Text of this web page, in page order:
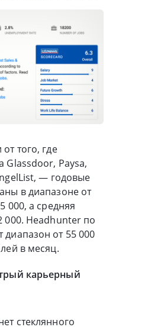
того, где
Glassdoor, Paysa,
— годовые
в диапазоне от
000, а средняя
000. Headhunter по
диапазон от 55 000
в месяц.
карьерный
стеклянного